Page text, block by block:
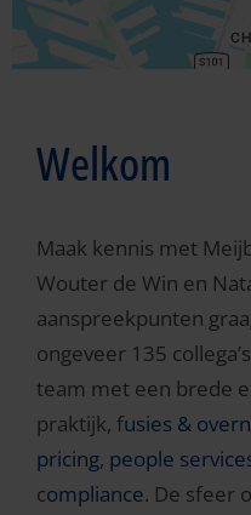
Welkom
Maak kennis met
Wouter de Win en
aanspreekpunten
ongeveer 135
team met een brede
praktijk, fusies &
pricing, people
compliance. De sfeer